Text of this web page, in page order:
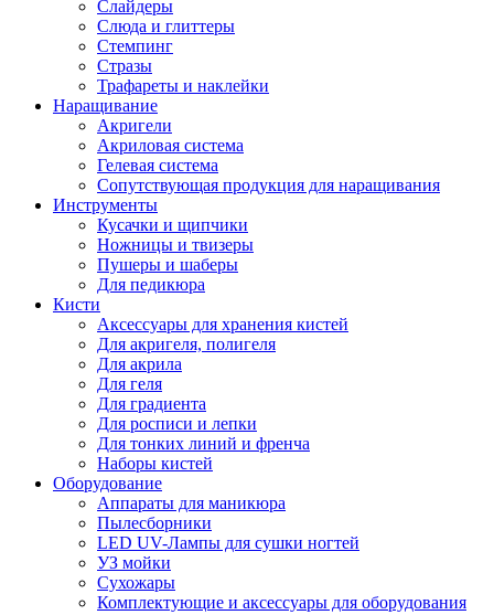
Слайдеры
Слюда и глиттеры
Стемпинг
Стразы
Трафареты и наклейки
Наращивание
Акригели
Акриловая система
Гелевая система
Сопутствующая продукция для наращивания
Инструменты
Кусачки и щипчики
Ножницы и твизеры
Пушеры и шаберы
Для педикюра
Кисти
Аксессуары для хранения кистей
Для акригеля, полигеля
Для акрила
Для геля
Для градиента
Для росписи и лепки
Для тонких линий и френча
Наборы кистей
Оборудование
Аппараты для маникюра
Пылесборники
LED UV-Лампы для сушки ногтей
УЗ мойки
Сухожары
Комплектующие и аксессуары для оборудования